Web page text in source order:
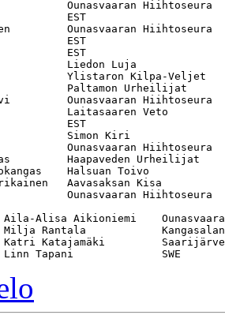
Ounasvaaran
EST
Ounasvaaran
EST
EST
Liedon Luja
Ylistaron Kilpa-Veljet
Paltamon Urheilijat
Ounasvaaran
Laitasaaren Veto
EST
Simon Kiri
Ounasvaaran
Haapaveden
Halsuan Toivo
Aavasaksan Kisa
Ounasvaaran
Alisa Aikioniemi
Rantala
Katajamäki